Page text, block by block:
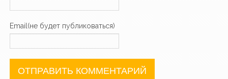
Email(не будет публиковаться)